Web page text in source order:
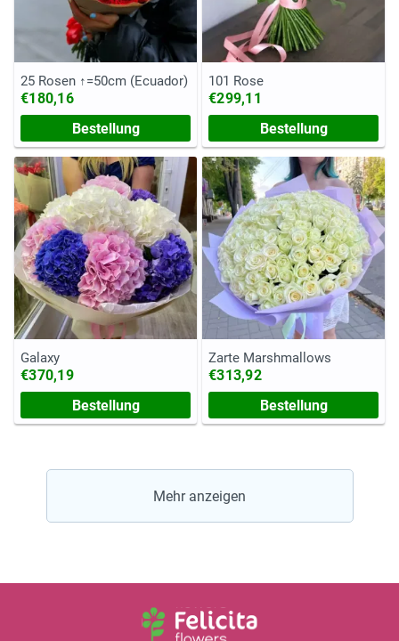
25 Rosen ↑=50cm (Ecuador)
€180,16
Bestellung
101 Rose
€299,11
Bestellung
Galaxy
€370,19
Bestellung
Zarte Marshmallows
€313,92
Bestellung
Mehr anzeigen